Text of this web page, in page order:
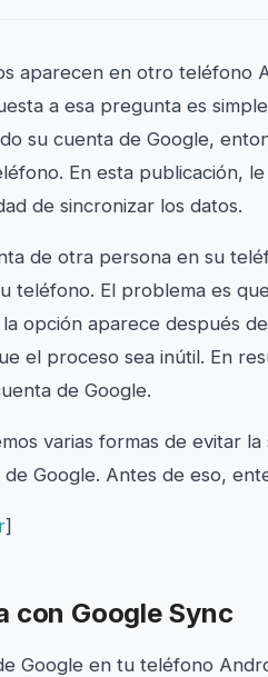
aparecen en otro teléfono
a esa pregunta es
su cuenta de Google,
En esta publicación,
de sincronizar los datos.
de otra persona en su
teléfono. El problema es
opción aparece después
el proceso sea inútil. En
de Google.
varias formas de evitar
Google. Antes de eso,
]
con Google Sync
Google en tu teléfono